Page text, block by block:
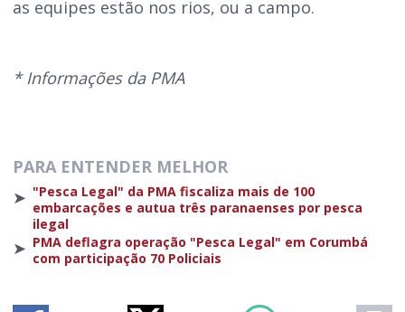
as equipes estão nos rios, ou a campo.
* Informações da PMA
PARA ENTENDER MELHOR
➤ "Pesca Legal" da PMA fiscaliza mais de 100
embarcações e autua três paranaenses por pesca
ilegal
➤ PMA deflagra operação "Pesca Legal" em Corumbá
com participação 70 Policiais